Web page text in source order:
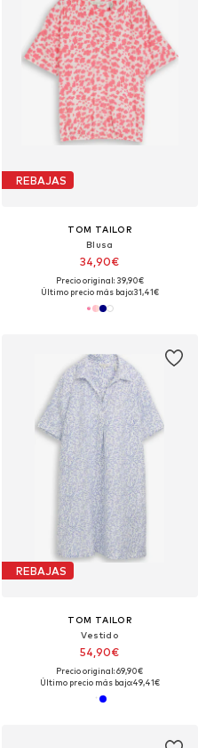
REBAJAS
TOM TAILOR
Blusa
34,90€
Precio original: 39,90€
Último precio más bajo:31,41€
REBAJAS
TOM TAILOR
Vestido
54,90€
Precio original: 69,90€
Último precio más bajo:49,41€